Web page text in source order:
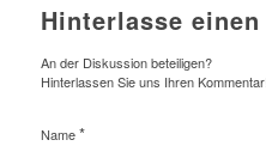
Hinterlasse
An der Diskussion beteiligen?
Hinterlassen Sie uns Ihren Kommentar!
Name*